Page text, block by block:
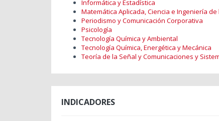
Informática y Estadística
Matemática Aplicada, Ciencia e Ingeniería
Periodismo y Comunicación Corporativa
Psicología
Tecnología Química y Ambiental
Tecnología Química, Energética y Mecánica
Teoría de la Señal y Comunicaciones y
INDICADORES